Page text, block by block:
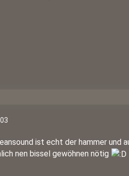
ist echt der hammer und
nen bissel gewöhnen nötig